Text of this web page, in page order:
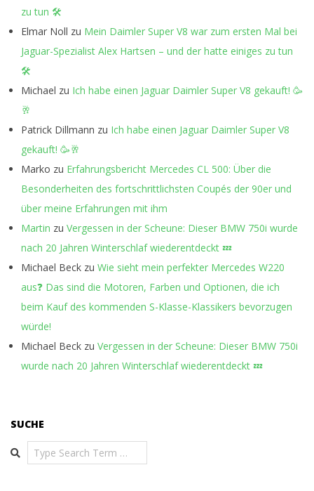
zu tun 🛠️
Elmar Noll zu Mein Daimler Super V8 war zum ersten Mal bei
Jaguar-Spezialist Alex Hartsen – und der hatte einiges zu tun
🛠️
Michael zu Ich habe einen Jaguar Daimler Super V8 gekauft! 🥳
🥂
Patrick Dillmann zu Ich habe einen Jaguar Daimler Super V8
gekauft! 🥳🥂
Marko zu Erfahrungsbericht Mercedes CL 500: Über die
Besonderheiten des fortschrittlichsten Coupés der 90er und
über meine Erfahrungen mit ihm
Martin zu Vergessen in der Scheune: Dieser BMW 750i wurde
nach 20 Jahren Winterschlaf wiederentdeckt 💤
Michael Beck zu Wie sieht mein perfekter Mercedes W220
aus❓ Das sind die Motoren, Farben und Optionen, die ich
beim Kauf des kommenden S-Klasse-Klassikers bevorzugen
würde!
Michael Beck zu Vergessen in der Scheune: Dieser BMW 750i
wurde nach 20 Jahren Winterschlaf wiederentdeckt 💤
SUCHE
Search